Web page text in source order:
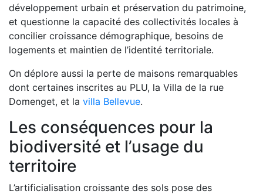
développement urbain et préservation du patrimoine,
et questionne la capacité des collectivités locales à
concilier croissance démographique, besoins de
logements et maintien de l’identité territoriale.
On déplore aussi la perte de maisons remarquables
dont certaines inscrites au PLU, la Villa de la rue
Domenget, et la villa Bellevue.
Les conséquences pour la
biodiversité et l’usage du
territoire
L’artificialisation croissante des sols pose des